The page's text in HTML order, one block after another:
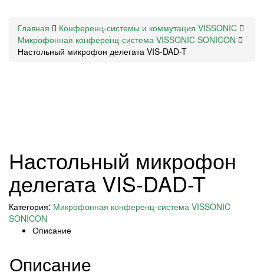
Главная
Конференц-системы и коммутация VISSONIC
Микрофонная конференц-система VISSONIC SONICON
Настольный микрофон делегата VIS-DAD-T
Настольный микрофон
делегата VIS-DAD-T
Категория: Микрофонная конференц-система VISSONIC
SONICON
Описание
Описание